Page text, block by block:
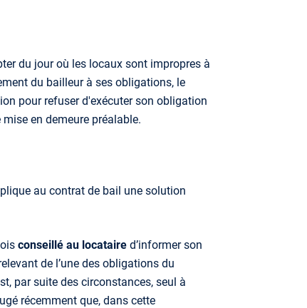
du jour où les locaux sont impropres à
du bailleur à ses obligations, le
pour refuser d'exécuter son obligation
en demeure préalable.
au contrat de bail une solution
conseillé au locataired’informer son
de l’une des obligations du
par suite des circonstances, seul à
récemment que, dans cette